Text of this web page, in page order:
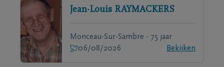
Jean-Louis RAYMACKERS
Monceau-Sur-Sambre - 75 jaar
06/08/2026
Bekijken